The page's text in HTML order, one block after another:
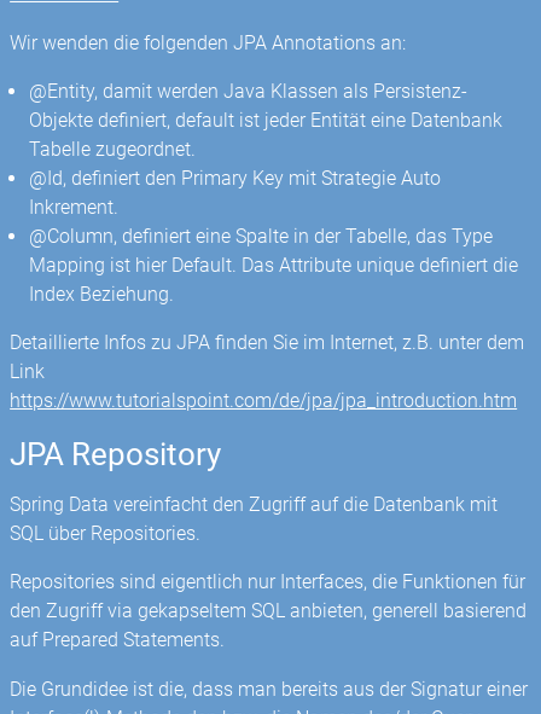
Wir wenden die folgenden JPA Annotations an:
@Entity, damit werden Java Klassen als Persistenz-
Objekte definiert, default ist jeder Entität eine Datenbank
Tabelle zugeordnet.
@Id, definiert den Primary Key mit Strategie Auto
Inkrement.
@Column, definiert eine Spalte in der Tabelle, das Type
Mapping ist hier Default. Das Attribute unique definiert die
Index Beziehung.
Detaillierte Infos zu JPA finden Sie im Internet, z.B. unter dem
Link
https://www.tutorialspoint.com/de/jpa/jpa_introduction.htm
JPA Repository
Spring Data vereinfacht den Zugriff auf die Datenbank mit
SQL über Repositories.
Repositories sind eigentlich nur Interfaces, die Funktionen für
den Zugriff via gekapseltem SQL anbieten, generell basierend
auf Prepared Statements.
Die Grundidee ist die, dass man bereits aus der Signatur einer